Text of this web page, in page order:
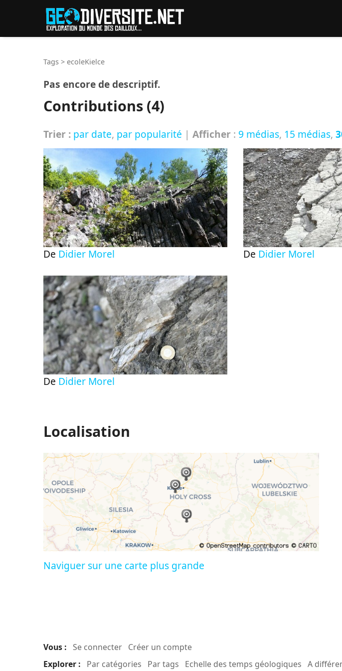
Tags > ecoleKielce
Pas encore de descriptif.
Contributions (4)
Trier : par date, par popularité | Afficher : 9 médias, 15 médias,
De Didier Morel De Didier Morel
De Didier Morel
Localisation
Naviguer sur une carte plus grande
Vous : Se connecter Créer un compte
Explorer :
Par catégories Par tags Echelle des temps géologiques A